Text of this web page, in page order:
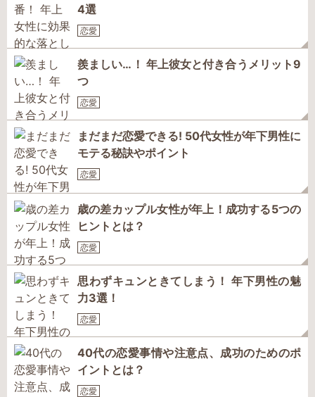
4選
恋愛
羨ましい…！ 年上彼女と付き合うメリット9
つ
恋愛
まだまだ恋愛できる! 50代女性が年下男性に
モテる秘訣やポイント
恋愛
歳の差カップル女性が年上！成功する5つの
ヒントとは？
恋愛
思わずキュンときてしまう！ 年下男性の魅
力3選！
恋愛
40代の恋愛事情や注意点、成功のためのポ
イントとは？
恋愛